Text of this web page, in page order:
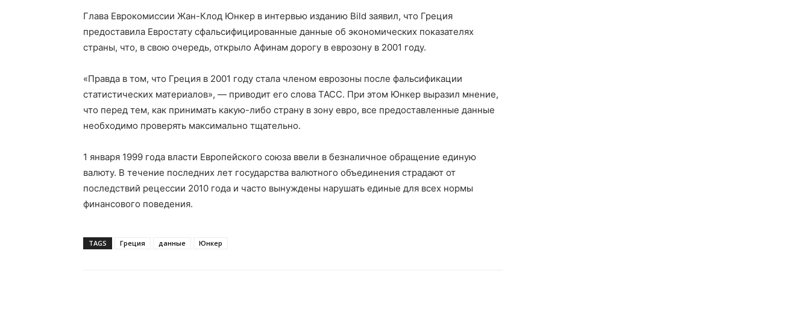
Глава Еврокомиссии Жан-Клод Юнкер в интервью изданию Bild заявил, что Греция
предоставила Евростату сфальсифицированные данные об экономических показателях
страны, что, в свою очередь, открыло Афинам дорогу в еврозону в 2001 году.
«Правда в том, что Греция в 2001 году стала членом еврозоны после фальсификации
статистических материалов», — приводит его слова ТАСС. При этом Юнкер выразил мнение,
что перед тем, как принимать какую-либо страну в зону евро, все предоставленные данные
необходимо проверять максимально тщательно.
1 января 1999 года власти Европейского союза ввели в безналичное обращение единую
валюту. В течение последних лет государства валютного объединения страдают от
последствий рецессии 2010 года и часто вынуждены нарушать единые для всех нормы
финансового поведения.
TAGS Греция данные Юнкер